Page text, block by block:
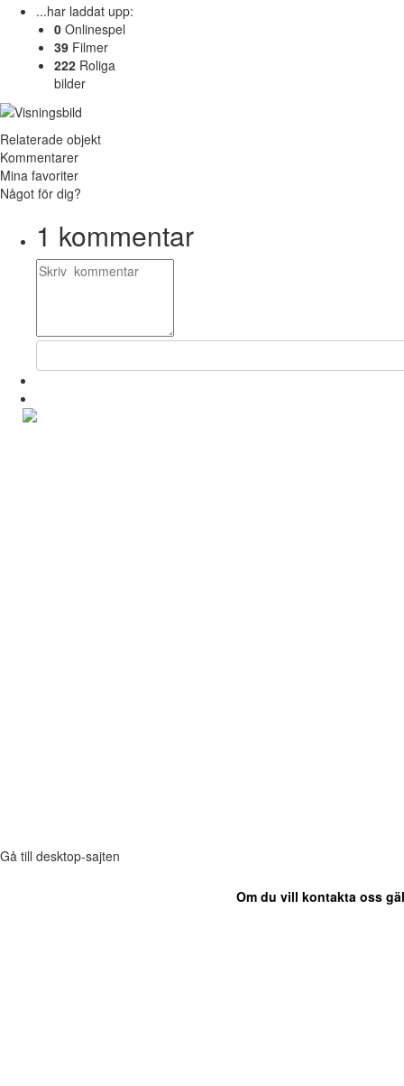
...har laddat upp:
0 Onlinespel
39 Filmer
222 Roliga
bilder
Relaterade objekt
Kommentarer
Mina favoriter
Något för dig?
1 kommentar
Gå till desktop-sajten
Om du vill kontakta oss